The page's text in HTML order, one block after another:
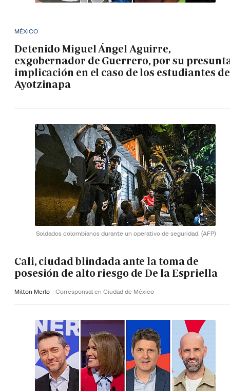
MÉXICO
Detenido Miguel Ángel Aguirre,
exgobernador de Guerrero, por su
implicación en el caso de los estudiantes de
Ayotzinapa
Soldados colombianos durante un operativo de seguridad. (AFP)
Cali, ciudad blindada ante la toma de
posesión de alto riesgo de De la Espriella
Milton Merlo Corresponsal en Ciudad de México